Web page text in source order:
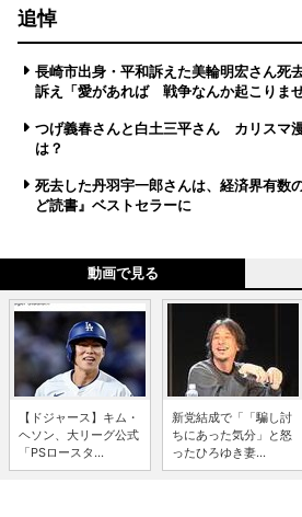
追悼
長崎市出身・平和訴えた美輪明宏さん
訴え「愛があれば 戦争なんか起こりませ
つげ義春さんと白土三平さん カリスマ
は？
死去した丹羽宇一郎さんは、経済界有
ど読書』ベストセラーに
動画で見る
【ドジャース】キム・
ヘソン、大リーグ公式
「PSロースタ...
新党結成で「「騙し討
ちにあった気分」と怒
ったひろゆき妻...